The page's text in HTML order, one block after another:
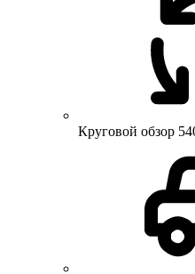
Круговой обзор